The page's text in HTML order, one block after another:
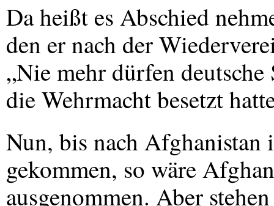
Da heißt es Abschied
den er nach der
„Nie mehr dürfen
die Wehrmacht besetzt
Nun, bis nach
gekommen, so wäre
ausgenommen. Aber